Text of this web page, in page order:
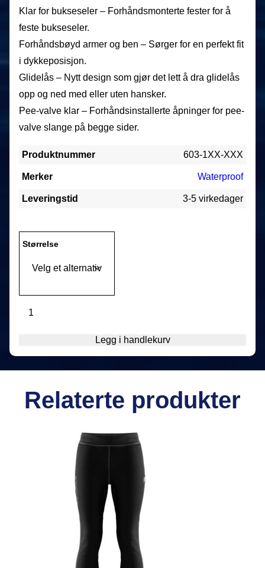
Klar for bukseseler – Forhåndsmonterte fester for å
feste bukseseler.
Forhåndsbøyd armer og ben – Sørger for en perfekt fit
i dykkeposisjon.
Glidelås – Nytt design som gjør det lett å dra glidelås
opp og ned med eller uten hansker.
Pee-valve klar – Forhåndsinstallerte åpninger for pee-
valve slange på begge sider.
Produktnummer 603-1XX-XXX
Merker Waterproof
Leveringstid 3-5 virkedager
Størrelse
Varmedress
Legg i handlekurv
Relaterte produkter